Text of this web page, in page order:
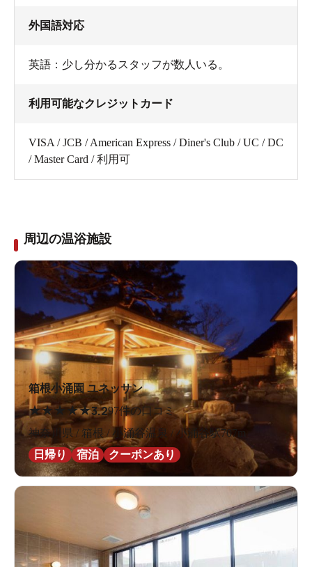
外国語対応
英語：少し分かるスタッフが数人いる。
利用可能なクレジットカード
VISA / JCB / American Express / Diner's Club / UC / DC
/ Master Card / 利用可
周辺の温浴施設
箱根小涌園 ユネッサン
★★★★★3.297件の口コミ
神奈川県 / 箱根 / 小涌谷温泉 / 小涌谷駅707m
日帰り
宿泊 クーポンあり